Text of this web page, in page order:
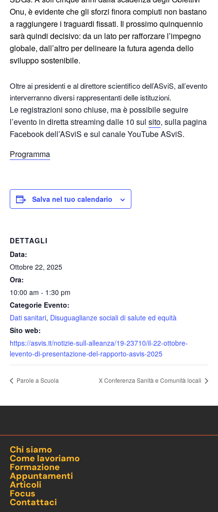
Onu, è evidente che gli sforzi finora compiuti non bastano
a raggiungere i traguardi fissati. Il prossimo quinquennio
sarà quindi decisivo: da un lato per rafforzare l’impegno
globale, dall’altro per delineare la futura agenda dello
sviluppo sostenibile.
Oltre ai presidenti e al direttore scientifico dell’ASviS, all’evento
interverranno diversi rappresentanti delle istituzioni.
Le registrazioni sono chiuse, ma è possibile seguire
l’evento in diretta streaming dalle 10 sul sito, sulla pagina
Facebook dell’ASviS e sul canale YouTube ASviS.
Programma
Salva nel tuo calendario
DETTAGLI
Data:
Ottobre 22, 2025
Ora:
10:00 am - 1:30 pm
Categorie Evento:
Dati sanitari, Disuguaglianze sociali di salute ed equità
Sito web:
https://asvis.it/notizie-sull-alleanza/19-23710/il-22-ottobre-
levento-di-presentazione-del-rapporto-asvis-2025
Parole a Scuola X Conferenza Sanità e Comunità locali
Chi siamo
Come lavoriamo
Formazione
Appuntamenti
Articoli
Focus
Contattaci